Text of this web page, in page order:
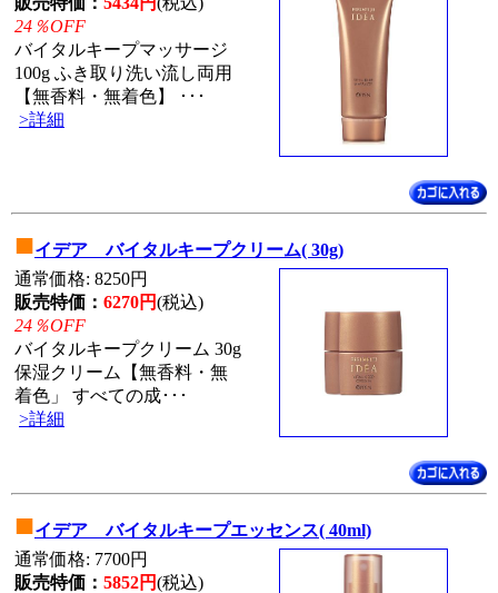
24％OFF
バイタルキープマッサージ
100g ふき取り洗い流し両用
【無香料・無着色】 ･･･
>詳細
■イデア バイタルキープクリーム( 30g)
通常価格: 8250円
販売特価： 6270円(税込)
24％OFF
バイタルキープクリーム 30g
保湿クリーム【無香料・無
着色」 すべての成･･･
>詳細
■イデア バイタルキープエッセンス( 40ml)
通常価格: 7700円
販売特価： 5852円(税込)